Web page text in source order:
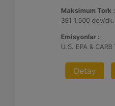
Maksimum Tork :
Emisyonlar :
Detay